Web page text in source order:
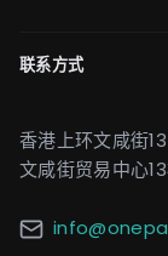
联系方式
香港上环文咸街
文咸街贸易中心